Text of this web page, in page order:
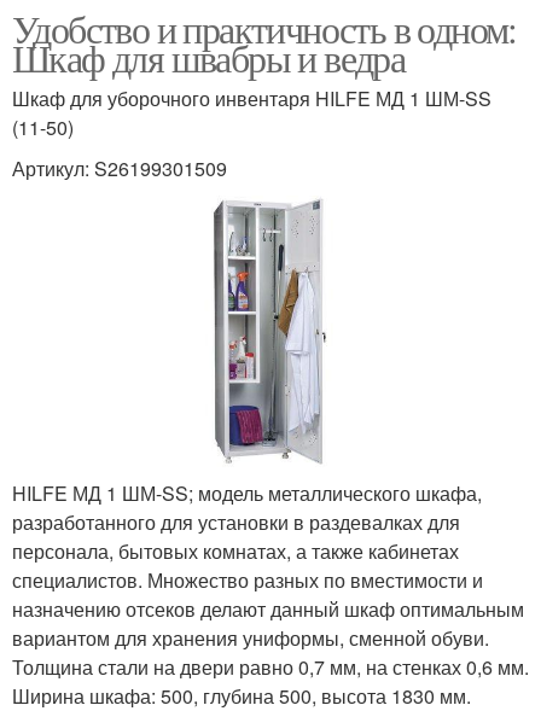
Удобство и практичность в одном:
Шкаф для швабры и ведра
Шкаф для уборочного инвентаря HILFE МД 1 ШМ-SS
(11-50)
Артикул: S26199301509
HILFE МД 1 ШМ-SS; модель металлического шкафа,
разработанного для установки в раздевалках для
персонала, бытовых комнатах, а также кабинетах
специалистов. Множество разных по вместимости и
назначению отсеков делают данный шкаф оптимальным
вариантом для хранения униформы, сменной обуви.
Толщина стали на двери равно 0,7 мм, на стенках 0,6 мм.
Ширина шкафа: 500, глубина 500, высота 1830 мм.